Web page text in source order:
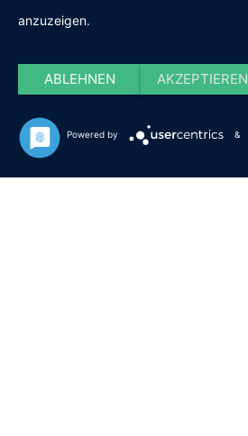
anzuzeigen.
ABLEHNEN AKZEPTIEREN
Powered by &